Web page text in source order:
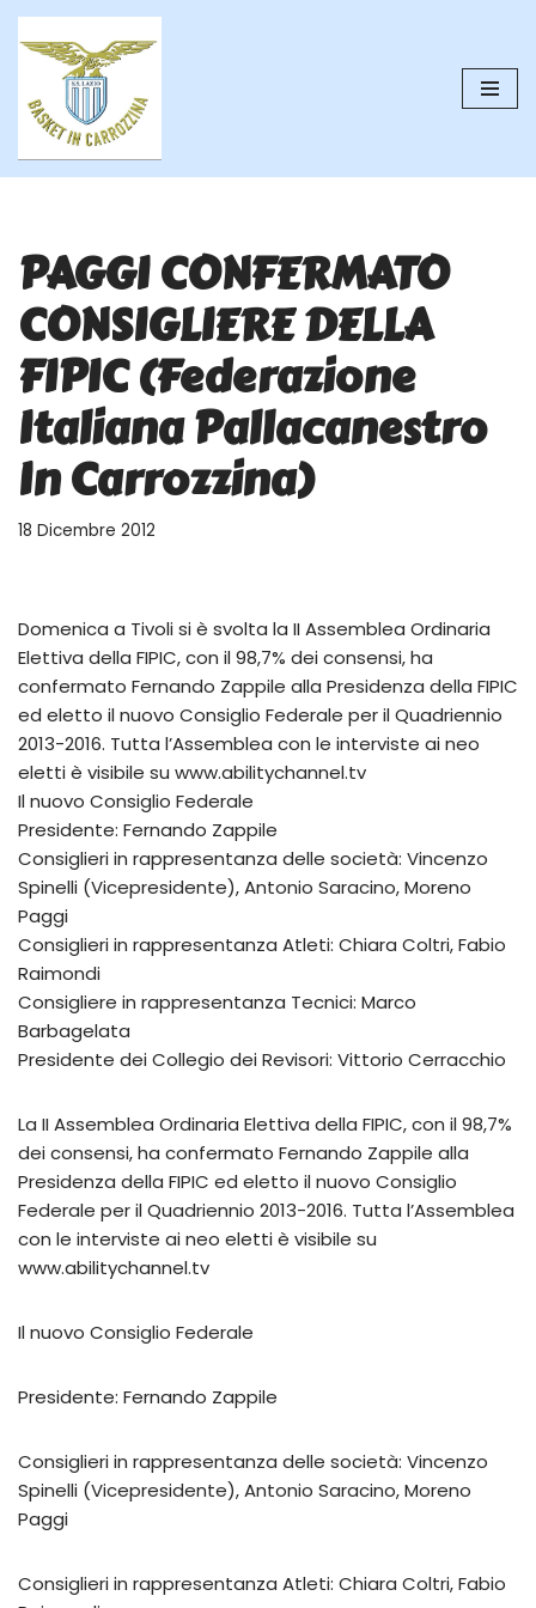
contenuto
PAGGI CONFERMATO
CONSIGLIERE DELLA
FIPIC (Federazione
Italiana Pallacanestro
In Carrozzina)
18 Dicembre 2012
Domenica a Tivoli si è svolta la II Assemblea Ordinaria
Elettiva della FIPIC, con il 98,7% dei consensi, ha
confermato Fernando Zappile alla Presidenza della FIPIC
ed eletto il nuovo Consiglio Federale per il Quadriennio
2013-2016. Tutta l’Assemblea con le interviste ai neo
eletti è visibile su www.abilitychannel.tv
Il nuovo Consiglio Federale
Presidente: Fernando Zappile
Consiglieri in rappresentanza delle società: Vincenzo
Spinelli (Vicepresidente), Antonio Saracino, Moreno
Paggi
Consiglieri in rappresentanza Atleti: Chiara Coltri, Fabio
Raimondi
Consigliere in rappresentanza Tecnici: Marco
Barbagelata
Presidente dei Collegio dei Revisori: Vittorio Cerracchio
La II Assemblea Ordinaria Elettiva della FIPIC, con il 98,7%
dei consensi, ha confermato Fernando Zappile alla
Presidenza della FIPIC ed eletto il nuovo Consiglio
Federale per il Quadriennio 2013-2016. Tutta l’Assemblea
con le interviste ai neo eletti è visibile su
www.abilitychannel.tv
Il nuovo Consiglio Federale
Presidente: Fernando Zappile
Consiglieri in rappresentanza delle società: Vincenzo
Spinelli (Vicepresidente), Antonio Saracino, Moreno
Paggi
Consiglieri in rappresentanza Atleti: Chiara Coltri, Fabio